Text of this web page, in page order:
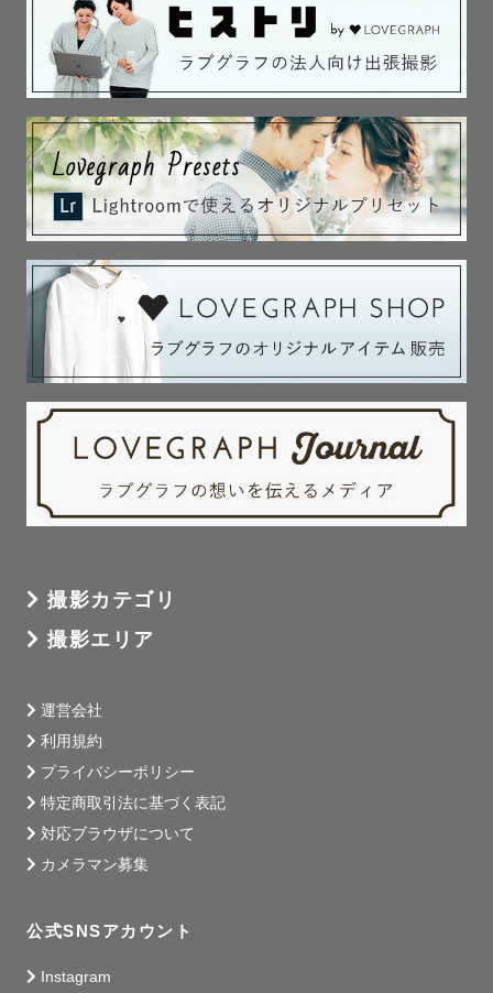
撮影カテゴリ
撮影エリア
運営会社
利用規約
プライバシーポリシー
特定商取引法に基づく表記
対応ブラウザについて
カメラマン募集
公式SNSアカウント
Instagram